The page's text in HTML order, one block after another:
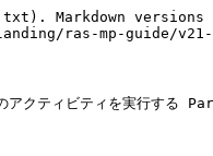
Markdown versions
ras-mp-guide/
クティビティを実行する